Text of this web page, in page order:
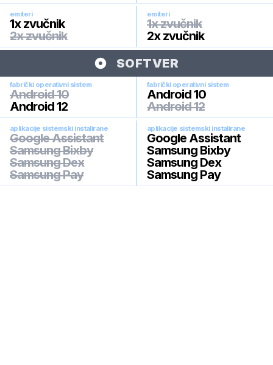
emiteri
1x zvučnik
2x zvučnik
emiteri
1x zvučnik
2x zvučnik
SOFTVER
fabrički operativni sistem
Android 10
Android 12
fabrički operativni sistem
Android 10
Android 12
aplikacije sistemski instalirane
Google Assistant
Samsung Bixby
Samsung Dex
Samsung Pay
aplikacije sistemski instalirane
Google Assistant
Samsung Bixby
Samsung Dex
Samsung Pay